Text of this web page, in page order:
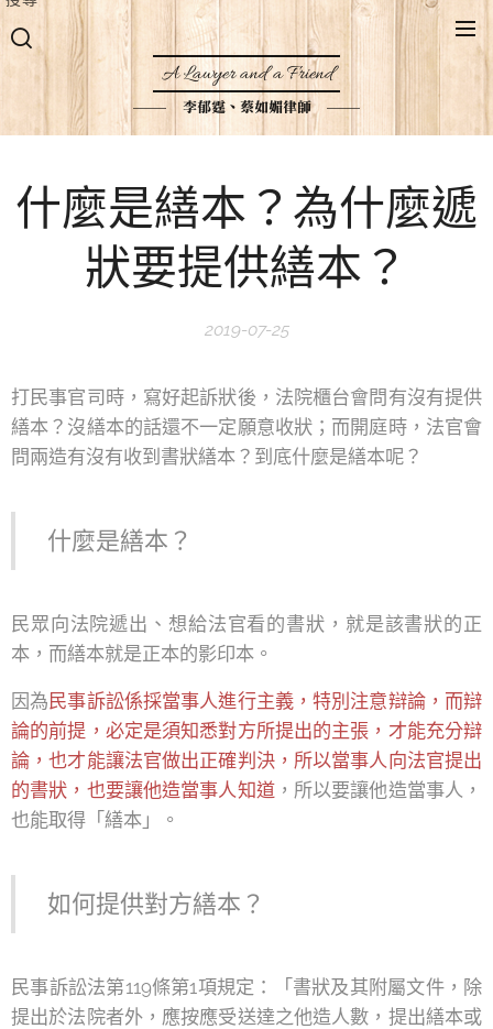
A Lawyer and a Friend
李郁霆、蔡如媚律師
什麼是繕本？為什麼遞
狀要提供繕本？
2019-07-25
打民事官司時，寫好起訴狀後，法院櫃台會問有沒有提供
繕本？沒繕本的話還不一定願意收狀；而開庭時，法官會
問兩造有沒有收到書狀繕本？到底什麼是繕本呢？
什麼是繕本？
民眾向法院遞出、想給法官看的書狀，就是該書狀的正
本，而繕本就是正本的影印本。
因為民事訴訟係採當事人進行主義，特別注意辯論，而辯
論的前提，必定是須知悉對方所提出的主張，才能充分辯
論，也才能讓法官做出正確判決，所以當事人向法官提出
的書狀，也要讓他造當事人知道，所以要讓他造當事人，
也能取得「繕本」。
如何提供對方繕本？
民事訴訟法第119條第1項規定：「書狀及其附屬文件，除
提出於法院者外，應按應受送達之他造人數，提出繕本或